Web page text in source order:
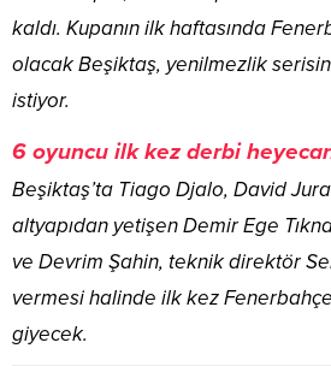
kaldı. Kupanın ilk haftasında
olacak Beşiktaş, yenilmezlik
istiyor.
6 oyuncu ilk kez derbi
Beşiktaş’ta Tiago Djalo, David
altyapıdan yetişen Demir Ege
ve Devrim Şahin, teknik direktör
vermesi halinde ilk kez
giyecek.